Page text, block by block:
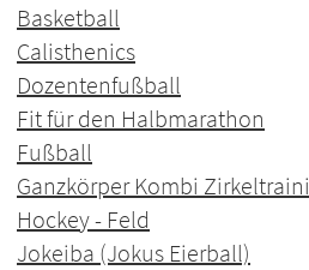
Basketball
Calisthenics
Dozentenfußball
Fit für den Halbmarathon
Fußball
Ganzkörper Kombi
Hockey - Feld
Jokeiba (Jokus Eierball)